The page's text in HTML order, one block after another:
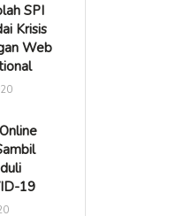
SPI
Krisis
Web
19